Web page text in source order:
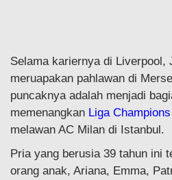
Selama kariernya di Liverpool,
meruapakan pahlawan di
puncaknya adalah menjadi
memenangkan Liga Champions
melawan AC Milan di Istanbul.
Pria yang berusia 39 tahun ini
orang anak, Ariana, Emma,